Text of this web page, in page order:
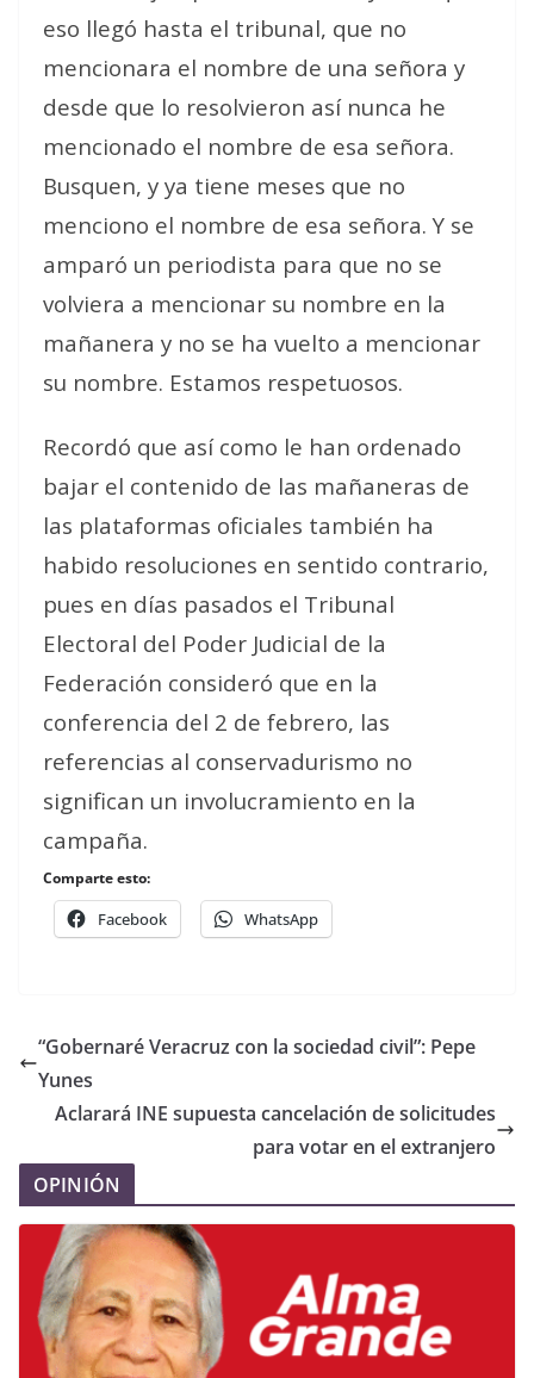
eso llegó hasta el tribunal, que no
mencionara el nombre de una señora y
desde que lo resolvieron así nunca he
mencionado el nombre de esa señora.
Busquen, y ya tiene meses que no
menciono el nombre de esa señora. Y se
amparó un periodista para que no se
volviera a mencionar su nombre en la
mañanera y no se ha vuelto a mencionar
su nombre. Estamos respetuosos.
Recordó que así como le han ordenado
bajar el contenido de las mañaneras de
las plataformas oficiales también ha
habido resoluciones en sentido contrario,
pues en días pasados el Tribunal
Electoral del Poder Judicial de la
Federación consideró que en la
conferencia del 2 de febrero, las
referencias al conservadurismo no
significan un involucramiento en la
campaña.
Comparte esto:
Facebook WhatsApp
“Gobernaré Veracruz con la sociedad civil”: Pepe
Yunes
Aclarará INE supuesta cancelación de solicitudes
para votar en el extranjero
OPINIÓN